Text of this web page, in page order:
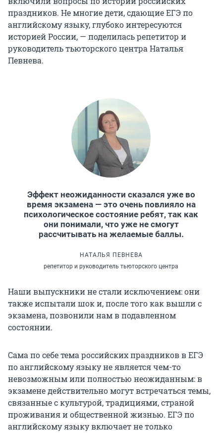
праздников. Не многие дети, сдающие ЕГЭ по
английскому языку, глубоко интересуются
историей России, — поделилась репетитор и
руководитель тьюторского центра Наталья
Певнева.
Эффект неожиданности сказался уже во
время экзамена — это очень повлияло на
психологическое состояние ребят, так как
они понимали, что уже не смогут
рассчитывать на желаемые баллы.
НАТАЛЬЯ ПЕВНЕВА
репетитор и руководитель тьюторского центра
Наши выпускники не стали исключением: они
также испытали шок и, после того как вышли с
экзамена, позвонили нам в подавленном
состоянии.
Сама по себе тема российских праздников в ЕГЭ
по английскому языку не является чем-то
невозможным или полностью неожиданным: в
экзамене действительно могут встречаться темы,
связанные с культурой, традициями, страной
проживания и общественной жизнью. ЕГЭ по
английскому языку включает не только